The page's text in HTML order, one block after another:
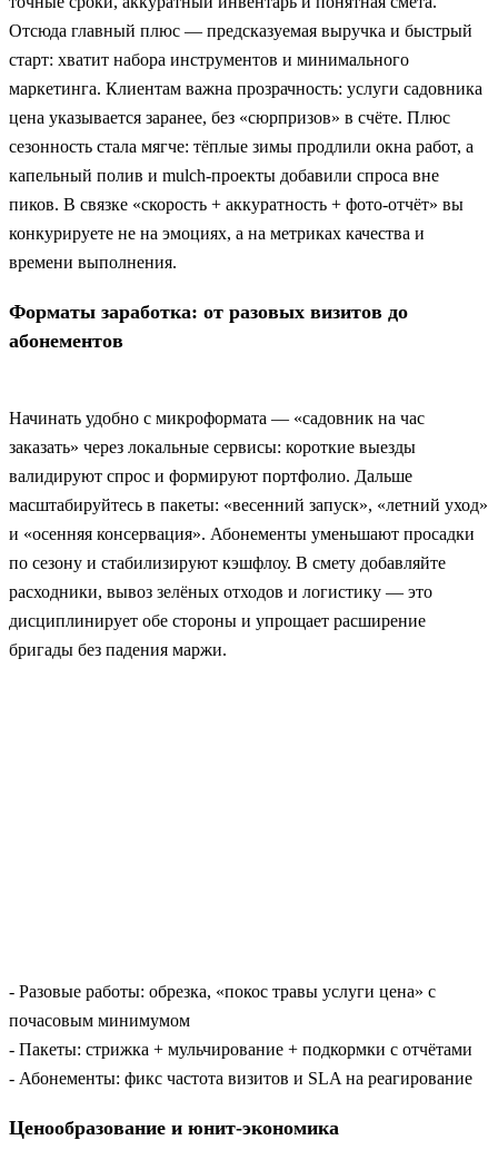
Отсюда главный плюс — предсказуемая выручка и быстрый
старт: хватит набора инструментов и минимального
маркетинга. Клиентам важна прозрачность: услуги садовника
цена указывается заранее, без «сюрпризов» в счёте. Плюс
сезонность стала мягче: тёплые зимы продлили окна работ, а
капельный полив и mulch-проекты добавили спроса вне
пиков. В связке «скорость + аккуратность + фото-отчёт» вы
конкурируете не на эмоциях, а на метриках качества и
времени выполнения.
Форматы заработка: от разовых визитов до
абонементов
Начинать удобно с микроформата — «садовник на час
заказать» через локальные сервисы: короткие выезды
валидируют спрос и формируют портфолио. Дальше
масштабируйтесь в пакеты: «весенний запуск», «летний уход»
и «осенняя консервация». Абонементы уменьшают просадки
по сезону и стабилизируют кэшфлоу. В смету добавляйте
расходники, вывоз зелёных отходов и логистику — это
дисциплинирует обе стороны и упрощает расширение
бригады без падения маржи.
- Разовые работы: обрезка, «покос травы услуги цена» с
почасовым минимумом
- Пакеты: стрижка + мульчирование + подкормки с отчётами
- Абонементы: фикс частота визитов и SLA на реагирование
Ценообразование и юнит-экономика